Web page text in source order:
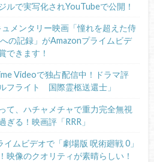
ルで実写化されYouTubeで公開！
メンタリー映画「憧れを超えた侍
の記録」がAmazonプライムビデ
できます！
Videoで独占配信中！ドラマ評
フライト 国際霊柩送還士」
て、ハチャメチャで重力完全無視
ぎる！映画評「RRR」
ムビデオで「劇場版 呪術廻戦 0」
映像のクオリティが素晴らしい！